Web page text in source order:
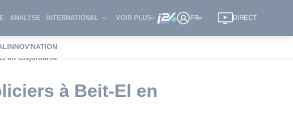
ANALYSE INTERNATIONAL VOIR PLUS FR DIRECT
INNOV'NATION
en Cisjordanie
à Beit-El en